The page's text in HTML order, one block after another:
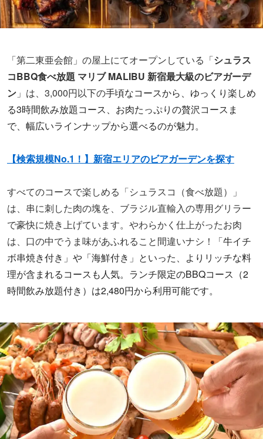
「第二東亜会館」の屋上にてオープンしている「シュラス
コBBQ食べ放題 マリブ MALIBU 新宿最大級のビアガーデ
ン 」は、3,000円以下の手頃なコースから、ゆっくり楽しめ
る3時間飲み放題コース、お肉たっぷりの贅沢コースま
で、幅広いラインナップから選べるのが魅力。
【検索規模No.1！】新宿エリアのビアガーデンを探す
すべてのコースで楽しめる「シュラスコ（食べ放題）」
は、串に刺した肉の塊を、ブラジル直輸入の専用グリラー
で豪快に焼き上げています。やわらかく仕上がったお肉
は、口の中でうま味があふれること間違いナシ！
「牛イチ
ボ串焼き付き」や「海鮮付き」といった、よりリッチな料
理が含まれるコースも人気。ランチ限定のBBQコース（2
時間飲み放題付き）は2,480円から利用可能です。